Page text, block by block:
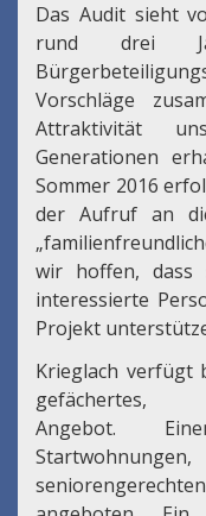
Das Audit sieht
rund drei
Vorschläge
Attraktivität
Generationen
Sommer 2016
der Aufruf an
wir hoffen, dass
interessierte
Projekt
Krieglach
gefächertes,
Angebot.